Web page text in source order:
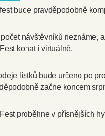
bude pravděpodobně
návštěvníků neznáme,
konat i virtuálně.
lístků bude určeno po
začne koncem
proběhne v přísnějších